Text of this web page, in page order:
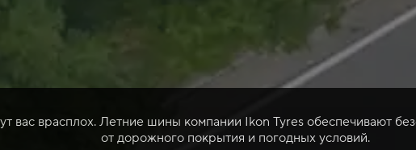
вас врасплох. Летние шины компании Ikon Tyres обеспечивают
от дорожного покрытия и погодных условий.